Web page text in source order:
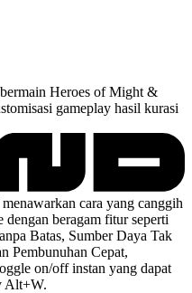
Heroes of Might &
gameplay hasil kurasi
cara yang canggih
dengan beragam fitur seperti
Batas, Sumber Daya Tak
Pembunuhan Cepat,
on/off instan yang dapat
Alt+W.